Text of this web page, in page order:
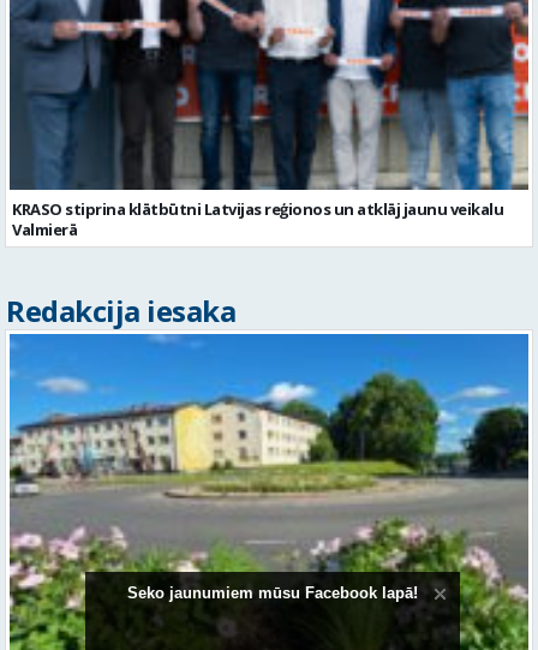
KRASO stiprina klātbūtni Latvijas reģionos un atklāj jaunu veikalu
Valmierā
Redakcija iesaka
Valmieras puķu dobes un rotācijas apļi 2026.gada vasarā
Seko jaunumiem mūsu Facebook lapā!